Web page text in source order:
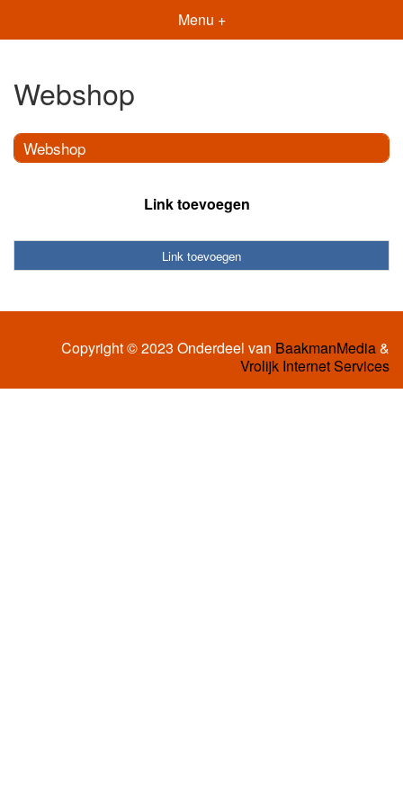
Menu +
Webshop
Webshop
Link toevoegen
Link toevoegen
Copyright © 2023 Onderdeel van BaakmanMedia&
Vrolijk Internet Services